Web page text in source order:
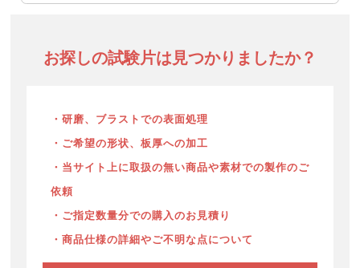
お探しの試験片は見つかりましたか？
・研磨、ブラストでの表面処理
・ご希望の形状、板厚への加工
・当サイト上に取扱の無い商品や素材での製作のご
依頼
・ご指定数量分での購入のお見積り
・商品仕様の詳細やご不明な点について